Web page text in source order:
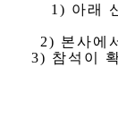
1) 아래
2) 본사에
3) 참석이